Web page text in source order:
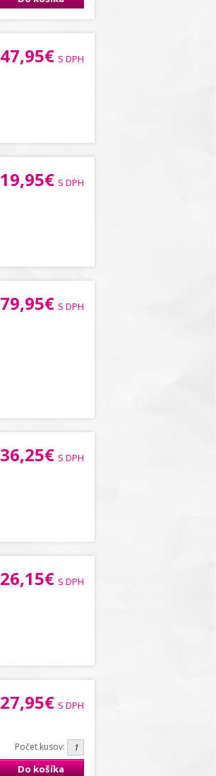
47,95€ S DPH
19,95€ S DPH
79,95€ S DPH
36,25€ S DPH
26,15€ S DPH
27,95€ S DPH
Počet kusov:
Do košíka